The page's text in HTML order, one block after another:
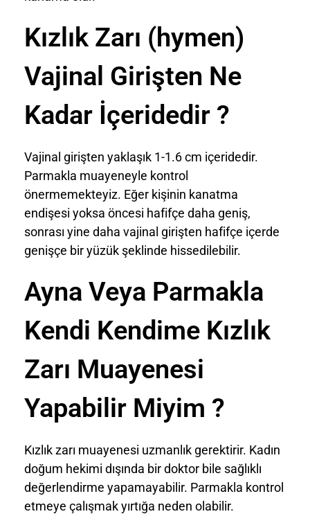
Kızlık Zarı (hymen)
Vajinal Girişten Ne
Kadar İçeridedir ?
Vajinal girişten yaklaşık 1-1.6 cm içeridedir.
Parmakla muayeneyle kontrol
önermemekteyiz. Eğer kişinin kanatma
endişesi yoksa öncesi hafifçe daha geniş,
sonrası yine daha vajinal girişten hafifçe içerde
genişçe bir yüzük şeklinde hissedilebilir.
Ayna Veya Parmakla
Kendi Kendime Kızlık
Zarı Muayenesi
Yapabilir Miyim ?
Kızlık zarı muayenesi uzmanlık gerektirir. Kadın
doğum hekimi dışında bir doktor bile sağlıklı
değerlendirme yapamayabilir. Parmakla kontrol
etmeye çalışmak yırtığa neden olabilir.